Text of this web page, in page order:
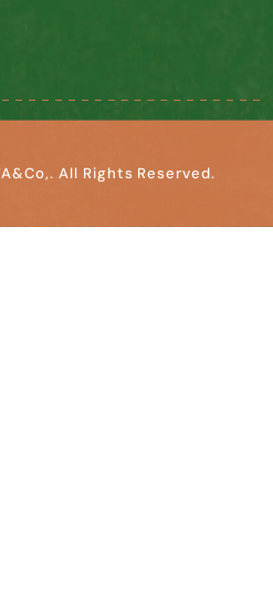
All Rights Reserved.